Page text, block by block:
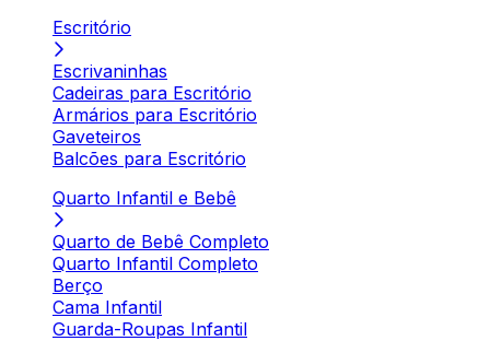
Escritório
Escrivaninhas
Cadeiras para Escritório
Armários para Escritório
Gaveteiros
Balcões para Escritório
Quarto Infantil e Bebê
Quarto de Bebê Completo
Quarto Infantil Completo
Berço
Cama Infantil
Guarda-Roupas Infantil